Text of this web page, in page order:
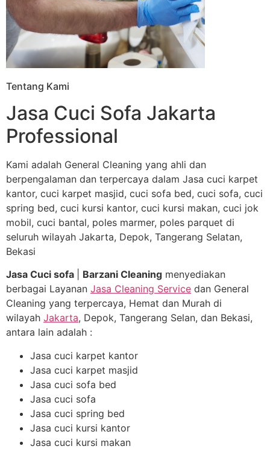
Tentang Kami
Jasa Cuci Sofa Jakarta
Professional
Kami adalah General Cleaning yang ahli dan
berpengalaman dan terpercaya dalam Jasa cuci karpet
kantor, cuci karpet masjid, cuci sofa bed, cuci sofa, cuci
spring bed, cuci kursi kantor, cuci kursi makan, cuci jok
mobil, cuci bantal, poles marmer, poles parquet di
seluruh wilayah Jakarta, Depok, Tangerang Selatan,
Bekasi
Jasa Cuci sofa
Barzani Cleaning menyediakan
berbagai Layanan Jasa Cleaning Service dan General
Cleaning yang terpercaya, Hemat dan Murah di
wilayah Jakarta, Depok, Tangerang Selan, dan Bekasi,
antara lain adalah :
Jasa cuci karpet kantor
Jasa cuci karpet masjid
Jasa cuci sofa bed
Jasa cuci sofa
Jasa cuci spring bed
Jasa cuci kursi kantor
Jasa cuci kursi makan